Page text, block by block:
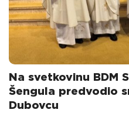
Na svetkovinu BDM
Šengula predvodio
Dubovcu